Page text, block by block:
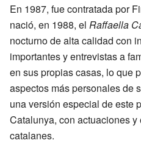
En 1987, fue contratada por
nació, en 1988, el Raffaella
nocturno de alta calidad con
importantes y entrevistas a
en sus propias casas, lo que
aspectos más personales de
una versión especial de este
Catalunya, con actuaciones
catalanes.